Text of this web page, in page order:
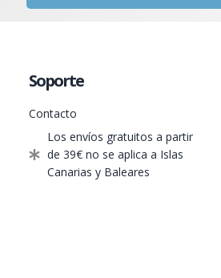
Soporte
Contacto
Los envíos gratuitos a partir
de 39€ no se aplica a Islas
Canarias y Baleares